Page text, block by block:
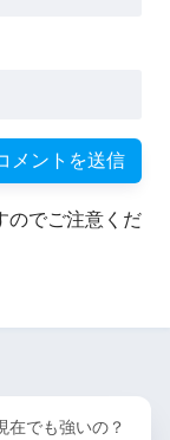
のでご注意くだ
在でも強いの？